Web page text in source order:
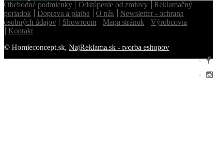
Obchodné podmienky Odstúpenie od zmluvy
Reklamačný
poriadok
Doprava a platba O nás
Newsletter - ochrana
osobných údajov
Showroom Mapa stránok
Výrobcovia
Kontakt
© Homieconcept.sk, NajReklama.sk - tvorba eshopov